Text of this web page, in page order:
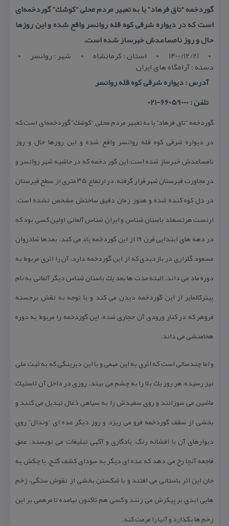
گوردخمه “تاق فرهاد” یا به تعبیر مردم محلی “كوشك” گوردخمه‌ای
است كه در دیواره شرقی كوه قله روانسر واقع شده و این روزها
حال و روز نامساعدش خبرساز شده است.
1400/12/21
استان : کرمانشاه شهر : روانسر
دسته : آرامگاه های ایران
آدرس : دیواره شرقی كوه قله روانسر
تلفن : 66059000-021
گوردخمه “تاق فرهاد” یا به تعبیر مردم محلی “كوشك” گوردخمه‌ای است كه
در دیواره شرقی كوه قله روانسر واقع شده و این روزها حال و روز
نامساعدش خبرساز شده است.این گور دخمه كه در حاشیه شهر روانسر و
در مجاورت قبرستان شهر قرار گرفته، در ارتفاع ۳۵ متری از سطح قبرستان
در دل كوه كنده شده و هنوز زمان دقیق ساختش مشخص نشده است.
ارنست هرتسفلد باستان شناس و ایران شناس آلمانی اولین كسی بود كه
در دهه های ابتدایی قرن ۱۹ از این گوردخمه یاد می كند. بعدها شادروان
مسعود گلزاری در بازدیدی كه از این گوردخمه دارد، آن را اثری مربوط به
دوره ماد می داند. البته مدت ها بعد یك باستان شناس دیگر آلمانی به نام
پیتركالمایر از این گوردخمه دیدن می كند و با توجه به نقش برجسته
فروهر كه در كنار ورودی آن حجاری شده، این گوردخمه را مربوط به دوره
هخامنشی می داند.
و اما چندسالی است كه اثری به این مهمی و با این دیرینگی كه به ثبت ملی
نیز رسیده، هر روز یك بلا را به چشم می بیند. روزی در داخل آن لاستیك
ماشین می سوزانند و روی سفیدش را به سیاهی ذغال تبدیل می كنند و
بخشی از سقف گوردخمه فرو می ریزد و روز دیگر عده ای “وندال” روی
دیوارهای آن با افشانه رنگ، یادگاری و آگهی تبلیغات می نویسند. عمق
فاجعه آنجا رخ می دهد كه عده ای دیگر به سودای كشف گنج، با چكش به
جان این اثر باستانی می افتند و با شكستن بخشی از نقوش سنگی، زخم
هایی ابدی بر پیكرش می زنند و كسی هم تاكنون نیامده تا مرهمی بر این
زخم ها بگذارد و آنها را مرمت كند.